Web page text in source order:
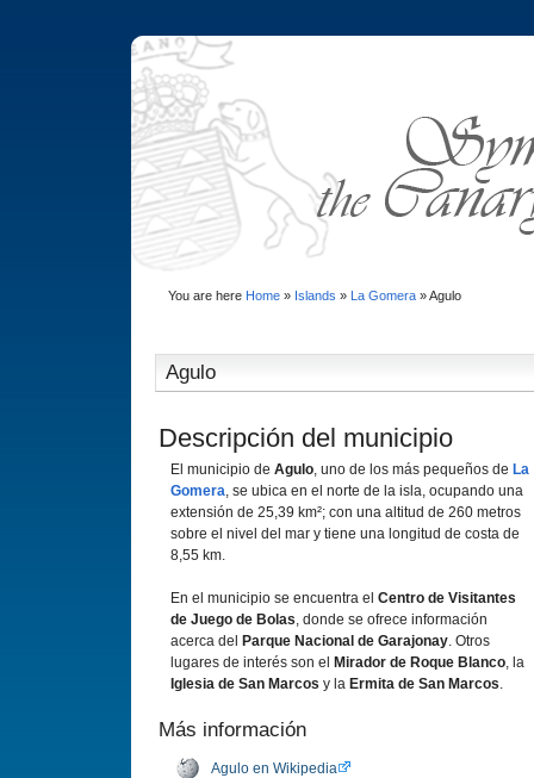
You are here Home» Islands » La Gomera»Agulo
Agulo
Descripción del municipio
El municipio de Agulo, uno de los más pequeños de La
Gomera, se ubica en el norte de la isla, ocupando una
extensión de 25,39 km²; con una altitud de 260 metros
sobre el nivel del mar y tiene una longitud de costa de
8,55 km.
En el municipio se encuentra el Centro de Visitantes
de Juego de Bolas, donde se ofrece información
acerca del
Parque Nacional de Garajonay. Otros
lugares de interés son el
Mirador de Roque Blanco, la
Iglesia de San Marcos y la Ermita de San Marcos.
Más información
Agulo en Wikipedia